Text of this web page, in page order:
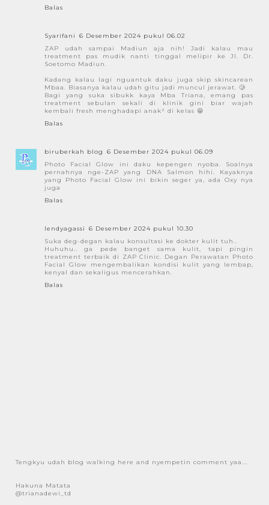
Balas
Syarifani
6 Desember 2024 pukul 06.02
ZAP udah sampai Madiun aja nih! Jadi kalau mau
treatment pas mudik nanti tinggal melipir ke Jl. Dr.
Soetomo Madiun.
Kadang kalau lagi nguantuk daku juga skip skincarean
Mbaa. Biasanya kalau udah gitu jadi muncul jerawat. 🥲
Bagi yang suka sibukk kaya Mba Triana, emang pas
treatment sebulan sekali di klinik gini biar wajah
kembali fresh menghadapi anak² di kelas 😁
Balas
biruberkah blog
6 Desember 2024 pukul 06.09
Photo Facial Glow ini daku kepengen nyoba. Soalnya
pernahnya nge-ZAP yang DNA Salmon hihi. Kayaknya
yang Photo Facial Glow ini bikin seger ya, ada Oxy nya
juga
Balas
lendyagassi
6 Desember 2024 pukul 10.30
Suka deg-degan kalau konsultasi ke dokter kulit tuh..
Huhuhu.. ga pede banget sama kulit, tapi pingin
treatment terbaik di ZAP Clinic. Degan Perawatan Photo
Facial Glow mengembalikan kondisi kulit yang lembap,
kenyal dan sekaligus mencerahkan.
Balas
Tengkyu udah blog walking here and nyempetin comment yaa...
Hakuna Matata
@trianadewi_td